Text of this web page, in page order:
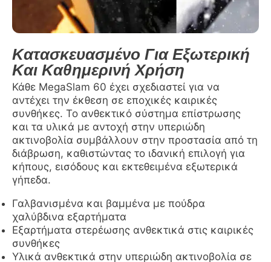
Κατασκευασμένο Για Εξωτερική
Και Καθημερινή Χρήση
Κάθε MegaSlam 60 έχει σχεδιαστεί για να
αντέχει την έκθεση σε εποχικές καιρικές
συνθήκες. Το ανθεκτικό σύστημα επίστρωσης
και τα υλικά με αντοχή στην υπεριώδη
ακτινοβολία συμβάλλουν στην προστασία από τη
διάβρωση, καθιστώντας το ιδανική επιλογή για
κήπους, εισόδους και εκτεθειμένα εξωτερικά
γήπεδα.
Γαλβανισμένα και βαμμένα με πούδρα
χαλύβδινα εξαρτήματα
Εξαρτήματα στερέωσης ανθεκτικά στις καιρικές
συνθήκες
Υλικά ανθεκτικά στην υπεριώδη ακτινοβολία σε